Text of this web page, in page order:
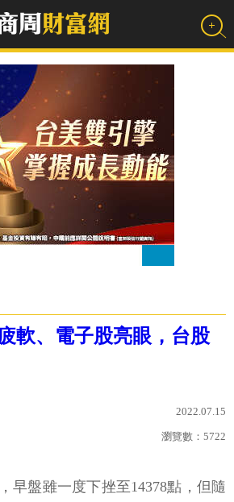
軟、電子股亮眼，台股
2022.07.15
瀏覽數： 5722
早盤雖一度下挫至14378點，但隨